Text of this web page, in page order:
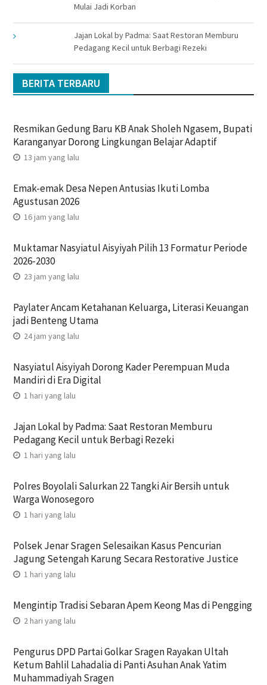
Mulai Jadi Korban
Jajan Lokal by Padma: Saat Restoran Memburu
Pedagang Kecil untuk Berbagi Rezeki
BERITA TERBARU
Resmikan Gedung Baru KB Anak Sholeh Ngasem, Bupati
Karanganyar Dorong Lingkungan Belajar Adaptif
13 jam yang lalu
Emak-emak Desa Nepen Antusias Ikuti Lomba
Agustusan 2026
16 jam yang lalu
Muktamar Nasyiatul Aisyiyah Pilih 13 Formatur Periode
2026-2030
23 jam yang lalu
Paylater Ancam Ketahanan Keluarga, Literasi Keuangan
jadi Benteng Utama
24 jam yang lalu
Nasyiatul Aisyiyah Dorong Kader Perempuan Muda
Mandiri di Era Digital
1 hari yang lalu
Jajan Lokal by Padma: Saat Restoran Memburu
Pedagang Kecil untuk Berbagi Rezeki
1 hari yang lalu
Polres Boyolali Salurkan 22 Tangki Air Bersih untuk
Warga Wonosegoro
1 hari yang lalu
Polsek Jenar Sragen Selesaikan Kasus Pencurian
Jagung Setengah Karung Secara Restorative Justice
1 hari yang lalu
Mengintip Tradisi Sebaran Apem Keong Mas di Pengging
2 hari yang lalu
Pengurus DPD Partai Golkar Sragen Rayakan Ultah
Ketum Bahlil Lahadalia di Panti Asuhan Anak Yatim
Muhammadiyah Sragen